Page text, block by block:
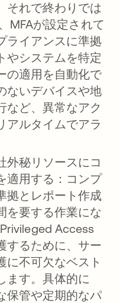
それで終わりでは
MFAが設定されて
ライアンスに準拠
やシステムを特定
の適用を自動化で
ないデバイスや地
など、異常なアク
アルタイムでアラ
外秘リソースにコ
適用する ：コンプ
拠とレポート作成
を要する作業にな
Access
するために、サー
に不可欠なベスト
ます。具体的に
保管や定期的なパ